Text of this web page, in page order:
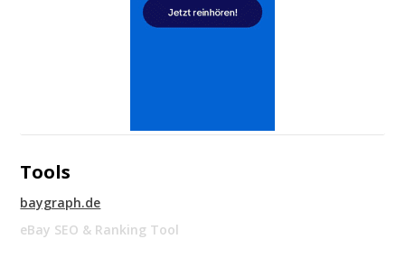
Tools
baygraph.de
eBay SEO & Ranking Tool